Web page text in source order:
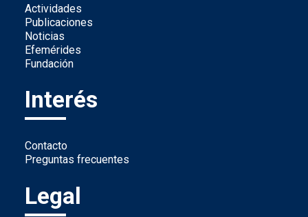
Actividades
Publicaciones
Noticias
Efemérides
Fundación
Interés
Contacto
Preguntas frecuentes
Legal